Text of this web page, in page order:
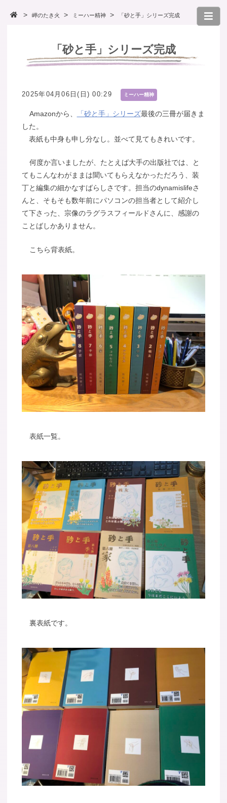
岬のたき火 ミーハー精神 「砂と手」シリーズ完成
「砂と手」シリーズ完成
2025年04月06日(日) 00:29 ミーハー精神
Amazonから、 「砂と手」シリーズ最後の三冊が届きま
した。
表紙も中身も申し分なし。並べて見てもきれいです。
何度か言いましたが、たとえば大手の出版社では、と
てもこんなわがままは聞いてもらえなかっただろう、装
丁と編集の細かなすばらしさです。担当のdynamislifeさ
んと、そもそも数年前にパソコンの担当者として紹介し
て下さった、宗像のラグラスフィールドさんに、感謝の
ことばしかありません。
こちら背表紙。
表紙一覧。
裏表紙です。